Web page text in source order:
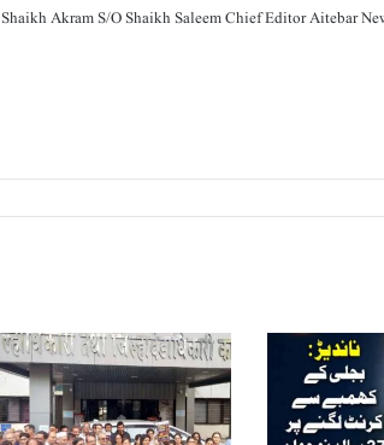
Shaikh Akram S/O Shaikh Saleem Chief Editor Aitebar